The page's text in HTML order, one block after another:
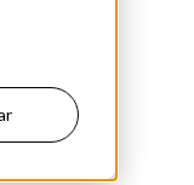
enviadas
por